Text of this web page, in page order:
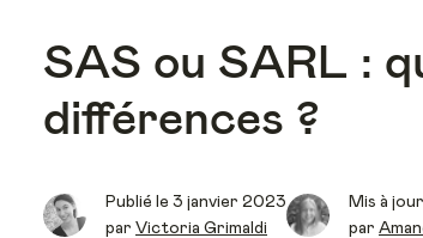
SAS ou SARL :
différences ?
Publié le 3 janvier 2023
par Victoria Grimaldi
Mis à
par